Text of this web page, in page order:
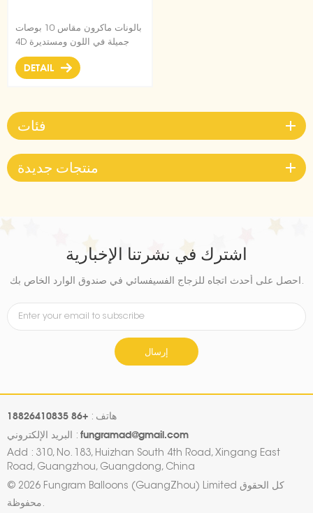
بالونات ماكرون مقاس 10 بوصات
4D جميلة في اللون ومستديرة
الشكل ومناسبة للحفلات
DETAIL
فئات
منتجات جديدة
اشترك في نشرتنا الإخبارية
احصل على أحدث اتجاه للزجاج الفسيفسائي في صندوق الوارد الخاص بك.
إرسال
هاتف : +86 18826410835
البريد الإلكتروني : fungramad@gmail.com
Add : 310, No. 183, Huizhan South 4th Road, Xingang East
Road, Guangzhou, Guangdong, China
© 2026 Fungram Balloons (GuangZhou) Limited كل الحقوق
محفوظة.